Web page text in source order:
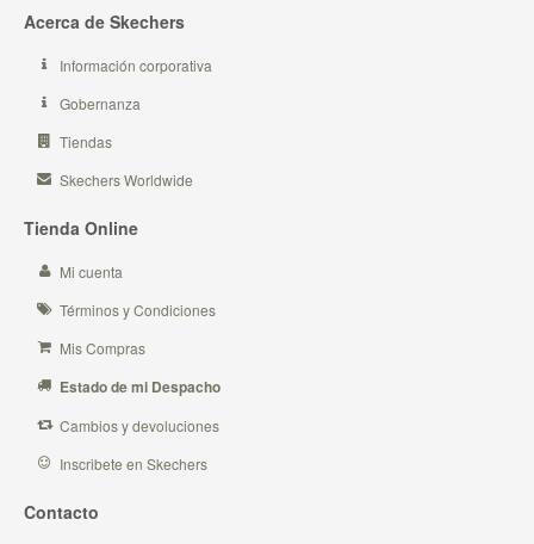
Acerca de Skechers
Información corporativa
Gobernanza
Tiendas
Skechers Worldwide
Tienda Online
Mi cuenta
Términos y Condiciones
Mis Compras
Estado de mi Despacho
Cambios y devoluciones
Inscribete en Skechers
Contacto